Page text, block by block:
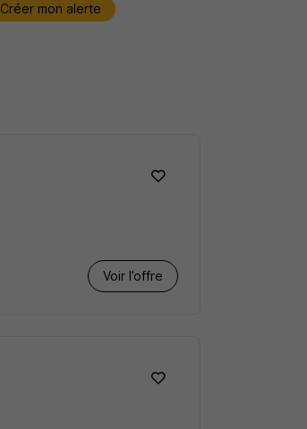
Créer mon alerte
Voir l’offre